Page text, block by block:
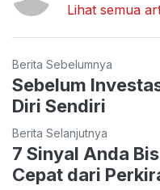
Lihat semua
Berita Sebelumnya
Sebelum
Diri Sendiri
Berita Selanjutnya
7 Sinyal Anda
Cepat dari